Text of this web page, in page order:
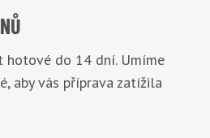
hotové do 14 dní. Umíme
aby vás příprava zatížila